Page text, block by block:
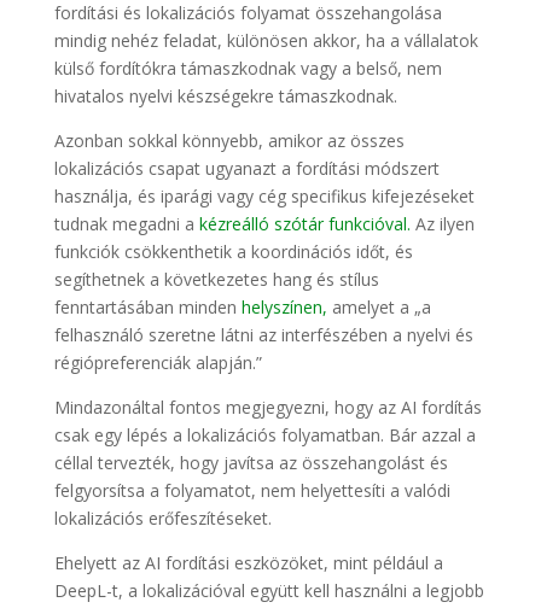
fordítási és lokalizációs folyamat összehangolása
mindig nehéz feladat, különösen akkor, ha a vállalatok
külső fordítókra támaszkodnak vagy a belső, nem
hivatalos nyelvi készségekre támaszkodnak.
Azonban sokkal könnyebb, amikor az összes
lokalizációs csapat ugyanazt a fordítási módszert
használja, és iparági vagy cég specifikus kifejezéseket
tudnak megadni a kézreálló szótár funkcióval. Az ilyen
funkciók csökkenthetik a koordinációs időt, és
segíthetnek a következetes hang és stílus
fenntartásában minden helyszínen, amelyet a „a
felhasználó szeretne látni az interfészében a nyelvi és
régiópreferenciák alapján.”
Mindazonáltal fontos megjegyezni, hogy az AI fordítás
csak egy lépés a lokalizációs folyamatban. Bár azzal a
céllal tervezték, hogy javítsa az összehangolást és
felgyorsítsa a folyamatot, nem helyettesíti a valódi
lokalizációs erőfeszítéseket.
Ehelyett az AI fordítási eszközöket, mint például a
DeepL-t, a lokalizációval együtt kell használni a legjobb